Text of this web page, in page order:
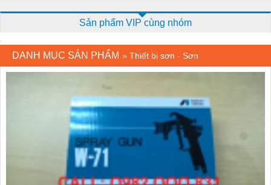
Sản phẩm VIP cùng nhóm
DANH MỤC SẢN PHẨM » Thiết bị sơn - Sơn